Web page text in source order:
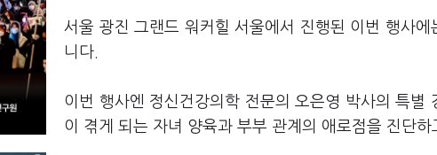
서울 광진 그랜드 워커힐 서울에서 진행된 이번 행사
니다.
이번 행사엔 정신건강의학 전문의 오은영 박사의 특
이 겪게 되는 자녀 양육과 부부 관계의 애로점을 진단